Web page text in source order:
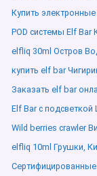
Купить
POD системы Elf
elfliq 30ml Остров
купить elf bar
Заказать elf bar
Elf Bar с подсветкой
Wild berries crawler
elfliq 10ml Грушки,